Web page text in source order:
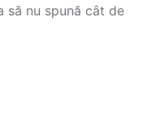
să nu spună cât de